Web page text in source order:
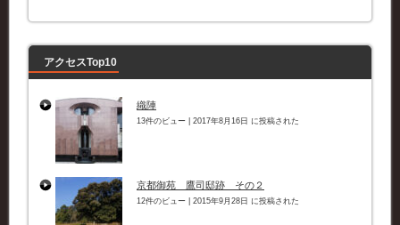
ー
アクセスTop10
織陣
13件のビュー 2017年8月16日 に投稿された
京都御苑 鷹司邸跡 その２
12件のビュー 2015年9月28日 に投稿された